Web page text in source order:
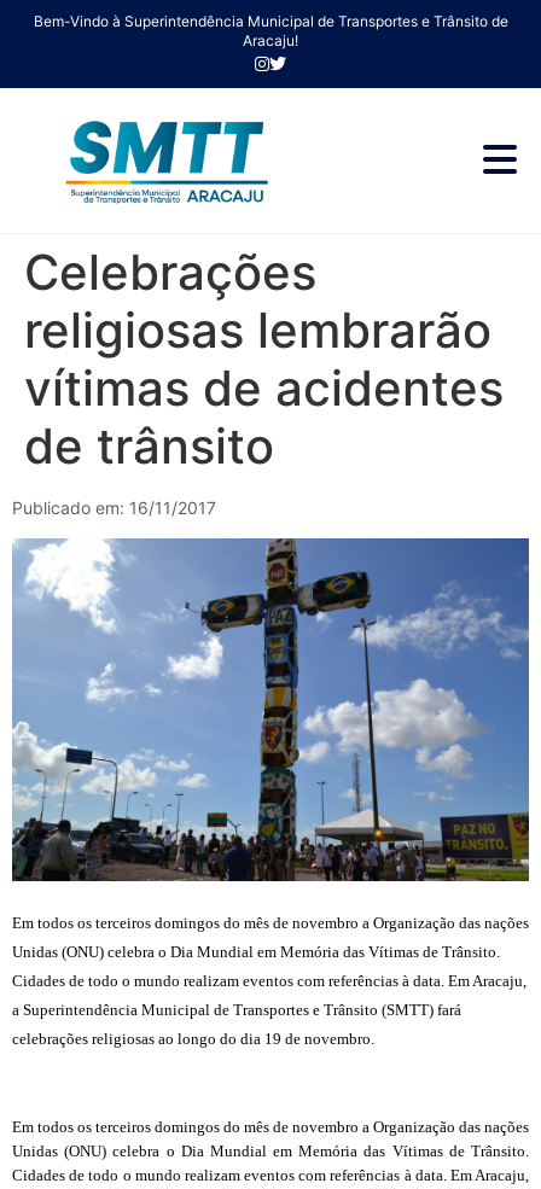
Bem-Vindo à Superintendência Municipal de Transportes e Trânsito de
Aracaju!
Celebrações
religiosas lembrarão
vítimas de acidentes
de trânsito
Publicado em: 16/11/2017
Em todos os terceiros domingos do mês de novembro a Organização das nações
Unidas (ONU) celebra o Dia Mundial em Memória das Vítimas de Trânsito.
Cidades de todo o mundo realizam eventos com referências à data. Em Aracaju,
a Superintendência Municipal de Transportes e Trânsito (SMTT) fará
celebrações religiosas ao longo do dia 19 de novembro.
Em todos os terceiros domingos do mês de novembro a Organização das nações
Unidas (ONU) celebra o Dia Mundial em Memória das Vítimas de Trânsito.
Cidades de todo o mundo realizam eventos com referências à data. Em Aracaju,